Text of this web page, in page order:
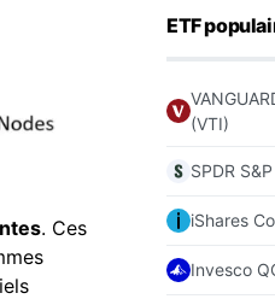
. Ces
ETF
(VTI)
SPDR
iShares
Invesco